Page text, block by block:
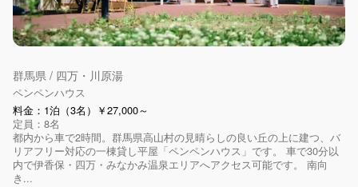
群馬県 / 四万・川原湯
ペンペンハウス
料金：1泊（3名）￥27,000～
定員：8名
都内から車で2時間。群馬県高山村の見晴らしの良い丘の上に建つ、バ
リアフリー対応の一棟貸し平屋「ペンペンハウス」です。 車で30分以
内で伊香保・四万・みなかみ温泉エリアへアクセス可能です。 南向
き...